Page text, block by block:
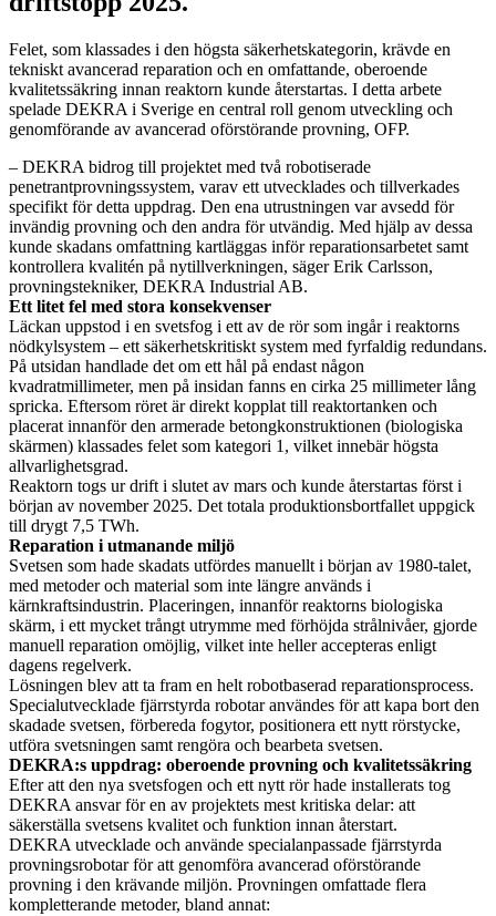
Felet, som klassades i den högsta säkerhetskategorin, krävde en
tekniskt avancerad reparation och en omfattande, oberoende
kvalitetssäkring innan reaktorn kunde återstartas. I detta arbete
spelade DEKRA i Sverige en central roll genom utveckling och
genomförande av avancerad oförstörande provning, OFP.
– DEKRA bidrog till projektet med två robotiserade
penetrantprovningssystem, varav ett utvecklades och tillverkades
specifikt för detta uppdrag. Den ena utrustningen var avsedd för
invändig provning och den andra för utvändig. Med hjälp av dessa
kunde skadans omfattning kartläggas inför reparationsarbetet samt
kontrollera kvalitén på nytillverkningen, säger Erik Carlsson,
provningstekniker, DEKRA Industrial AB.
Ett litet fel med stora konsekvenser
Läckan uppstod i en svetsfog i ett av de rör som ingår i reaktorns
nödkylsystem – ett säkerhetskritiskt system med fyrfaldig redundans.
På utsidan handlade det om ett hål på endast någon
kvadratmillimeter, men på insidan fanns en cirka 25 millimeter lång
spricka. Eftersom röret är direkt kopplat till reaktortanken och
placerat innanför den armerade betongkonstruktionen (biologiska
skärmen) klassades felet som kategori 1, vilket innebär högsta
allvarlighetsgrad.
Reaktorn togs ur drift i slutet av mars och kunde återstartas först i
början av november 2025. Det totala produktionsbortfallet uppgick
till drygt 7,5 TWh.
Reparation i utmanande miljö
Svetsen som hade skadats utfördes manuellt i början av 1980-talet,
med metoder och material som inte längre används i
kärnkraftsindustrin. Placeringen, innanför reaktorns biologiska
skärm, i ett mycket trångt utrymme med förhöjda strålnivåer, gjorde
manuell reparation omöjlig, vilket inte heller accepteras enligt
dagens regelverk.
Lösningen blev att ta fram en helt robotbaserad reparationsprocess.
Specialutvecklade fjärrstyrda robotar användes för att kapa bort den
skadade svetsen, förbereda fogytor, positionera ett nytt rörstycke,
utföra svetsningen samt rengöra och bearbeta svetsen.
DEKRA:s uppdrag: oberoende provning och kvalitetssäkring
Efter att den nya svetsfogen och ett nytt rör hade installerats tog
DEKRA ansvar för en av projektets mest kritiska delar: att
säkerställa svetsens kvalitet och funktion innan återstart.
DEKRA utvecklade och använde specialanpassade fjärrstyrda
provningsrobotar för att genomföra avancerad oförstörande
provning i den krävande miljön. Provningen omfattade flera
kompletterande metoder, bland annat: